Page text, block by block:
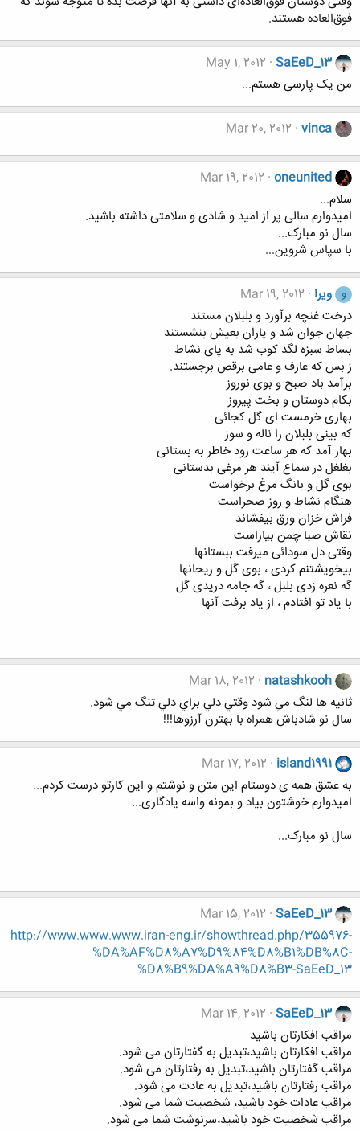
فوق‌العاده هستند.
SaEeD_13
May 1, 2012
من یک پارسی هستم...
vinca
Mar 20, 2012
oneunited
Mar 19, 2012
سلام...
امیدوارم سالی پر از امید و شادی و سلامتی داشته باشید.
سال نو مبارک...
با سپاس شروین...
و ویرا Mar 19, 2012
درخت غنچه برآورد و بلبلان مستند
جهان جوان شد و یاران بعیش بنشستند
بساط سبزه لگد کوب شد به پای نشاط
ز بس که عارف و عامی برقص برجستند.
برآمد باد صبح و بوی نوروز
بکام دوستان و بخت پیروز
بهاری خرمست ای گل کجائی
که بینی بلبلان را ناله و سوز
بهار آمد که هر ساعت رود خاطر به بستانی
بغلغل در سماع آیند هر مرغی بدستانی
بوی گل و بانگ مرغ برخواست
هنگام نشاط و روز صحراست
فراش خزان ورق بیفشاند
نقاش صبا چمن بیاراست
وقتی دل سودائی میرفت ببستانها
بیخویشتنم کردی ، بوی گل و ریحانها
گه نعره زدی بلبل ، گه جامه دریدی گل
با یاد تو افتادم ، از یاد برفت آنها
natashkooh
Mar 18, 2012
ثانيه ها لنگ مي شود وقتي دلي براي دلي تنگ مي شود.
سال نو شادباش همراه با بهترن آرزوها!!!
island1991
Mar 17, 2012
به عشق همه ی دوستام این متن و نوشتم و این کارتو درست کردم...
امیدوارم خوشتون بیاد و بمونه واسه یادگاری...
سال نو مبارک...
SaEeD_13
Mar 15, 2012
http://www.www.www.iran-eng.ir/showthread.php/355976-
%DA%AF%D8%A7%D9%84%D8%B1%DB%8C-
%D8%B9%DA%A9%D8%B3-SaEeD_13
SaEeD_13
Mar 14, 2012
مراقب افکارتان باشید
مراقب افکارتان باشید،تبدیل به گفتارتان می شود.
مراقب گفتارتان باشید،تبدیل به رفتارتان می شود.
مراقب رفتارتان باشید،تبدیل به عادت می شود.
مراقب عادات خود باشید، شخصیت شما می شود.
مراقب شخصیت خود باشید،سرنوشت شما می شود.